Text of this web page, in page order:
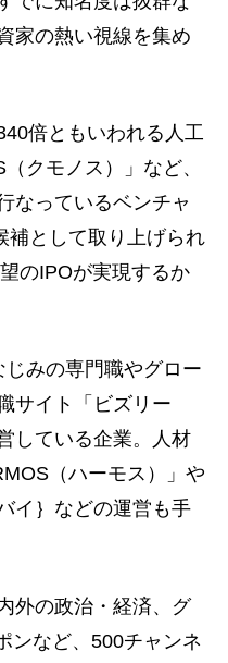
家の熱い視線を集め
倍ともいわれる人工
クモノス）」など、
なっているベンチャ
補として取り上げられ
のIPOが実現するか
みの専門職やグロー
サイト「ビズリー
している企業。人材
（ハーモス）」や
イ｝などの運営も手
外の政治・経済、グ
ンなど、500チャンネ